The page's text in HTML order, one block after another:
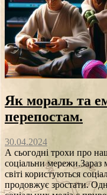
Як мораль та
перепостам.
30.04.2024
А сьогодні трохи про
соціальни мережи.Зараз
світі користуються
продовжує зростати.